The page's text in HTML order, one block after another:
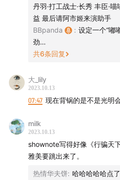
《大义觉迷录》，用阴
-音乐/素材-
《边角聊》主题曲
-延伸资料-
《古代日本的战争与阴谋》 吴
《九王夺嫡》郑小悠 / 橘玄雅 /
《1789年大恐慌》勒费弗尔
《货币战争》宋鸿兵（仅供批
-制作-
丹羽·打工战士·长秀 丰臣·
益 最后请阿市姬来演助手
BBpanda
: 设定一个“嘟
劲…
共6条回复
大_lily
2023.10.13
07:47 现在背锅的是不是光明
milk
2023.10.13
shownote写得好像《行骗天
雅美要跳出来了。
热情华夫饼: 哈哈哈哈哈点了